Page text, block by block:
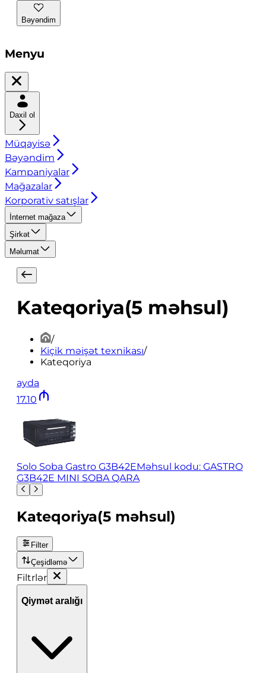
Bəyəndim
Menyu
Daxil ol
Müqayisə
Bəyəndim
Kampaniyalar
Mağazalar
Korporativ satışlar
İnternet mağaza
Şirkət
Məlumat
Kateqoriya(5 məhsul)
/
Kiçik məişət texnikası/
Kateqoriya
ayda
17.10
Solo Soba Gastro G3B42EMəhsul kodu: GASTRO
G3B42E MINI SOBA QARA
Kateqoriya(5 məhsul)
Filter
Çeşidləmə
Filtrlər
Qiymət aralığı